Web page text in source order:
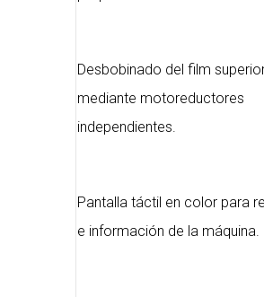
Desbobinado del film
mediante motoreductores
independientes.
Pantalla táctil en color para
e información de la máquina.